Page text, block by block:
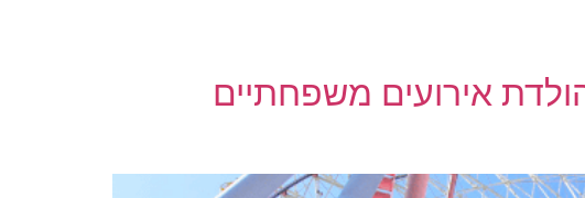
אירועים משפחתיים